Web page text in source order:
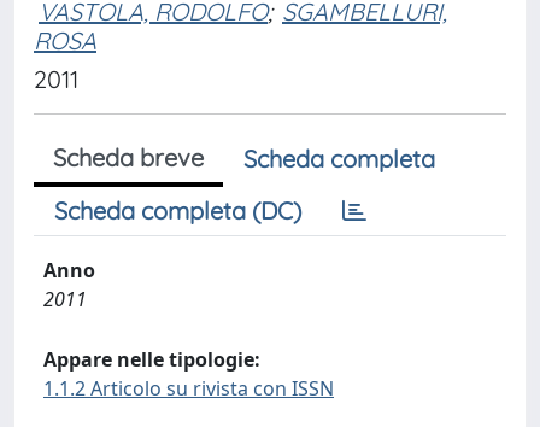
VASTOLA, RODOLFO; SGAMBELLURI,
ROSA
2011
Scheda breve
Scheda completa
Scheda completa (DC)
Anno
2011
Appare nelle tipologie:
1.1.2 Articolo su rivista con ISSN